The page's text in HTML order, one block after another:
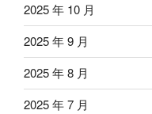
2025 年 10 月
2025 年 9 月
2025 年 8 月
2025 年 7 月